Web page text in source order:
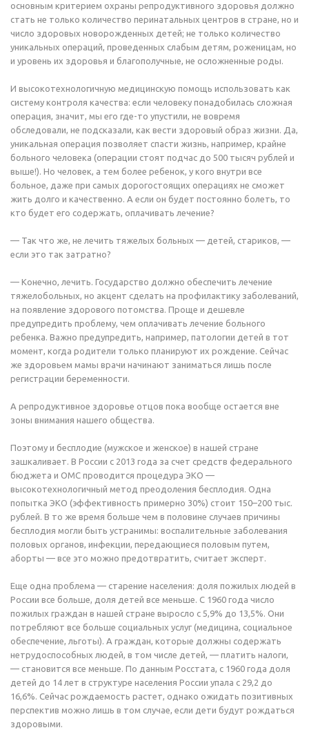
основным критерием охраны репродуктивного здоровья должно
стать не только количество перинатальных центров в стране, но и
число здоровых новорожденных детей; не только количество
уникальных операций, проведенных слабым детям, роженицам, но
и уровень их здоровья и благополучные, не осложненные роды.
И высокотехнологичную медицинскую помощь использовать как
систему контроля качества: если человеку понадобилась сложная
операция, значит, мы его где-то упустили, не вовремя
обследовали, не подсказали, как вести здоровый образ жизни. Да,
уникальная операция позволяет спасти жизнь, например, крайне
больного человека (операции стоят подчас до 500 тысяч рублей и
выше!). Но человек, а тем более ребенок, у кого внутри все
больное, даже при самых дорогостоящих операциях не сможет
жить долго и качественно. А если он будет постоянно болеть, то
кто будет его содержать, оплачивать лечение?
— Так что же, не лечить тяжелых больных — детей, стариков, —
если это так затратно?
— Конечно, лечить. Государство должно обеспечить лечение
тяжелобольных, но акцент сделать на профилактику заболеваний,
на появление здорового потомства. Проще и дешевле
предупредить проблему, чем оплачивать лечение больного
ребенка. Важно предупредить, например, патологии детей в тот
момент, когда родители только планируют их рождение. Сейчас
же здоровьем мамы врачи начинают заниматься лишь после
регистрации беременности.
А репродуктивное здоровье отцов пока вообще остается вне
зоны внимания нашего общества.
Поэтому и бесплодие (мужское и женское) в нашей стране
зашкаливает. В России с 2013 года за счет средств федерального
бюджета и ОМС проводится процедура ЭКО —
высокотехнологичный метод преодоления бесплодия. Одна
попытка ЭКО (эффективность примерно 30%) стоит 150–200 тыс.
рублей. В то же время больше чем в половине случаев причины
бесплодия могли быть устранимы: воспалительные заболевания
половых органов, инфекции, передающиеся половым путем,
аборты — все это можно предотвратить, считает эксперт.
Еще одна проблема — старение населения: доля пожилых людей в
России все больше, доля детей все меньше. С 1960 года число
пожилых граждан в нашей стране выросло с 5,9% до 13,5%. Они
потребляют все больше социальных услуг (медицина, социальное
обеспечение, льготы). А граждан, которые должны содержать
нетрудоспособных людей, в том числе детей, — платить налоги,
— становится все меньше. По данным Росстата, с 1960 года доля
детей до 14 лет в структуре населения России упала с 29,2 до
16,6%. Сейчас рождаемость растет, однако ожидать позитивных
перспектив можно лишь в том случае, если дети будут рождаться
здоровыми.